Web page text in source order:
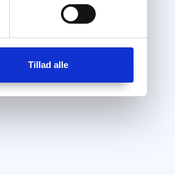
Tillad alle